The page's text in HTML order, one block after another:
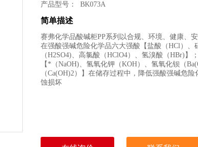
产品型号：BK073A
简单描述
赛弗化学品酸碱柜PP系列以合规、环境、健康、
在强酸强碱危险化学品六大强酸【盐酸（HCl）、
（H2SO4)、高氯酸（HClO4）、氢溴酸（HBr)】
【*（NaOH)、氢氧化钾（KOH）、氢氧化钡（
（Ca(OH)2）】在储存过程中，降低强酸强碱危
蚀损坏